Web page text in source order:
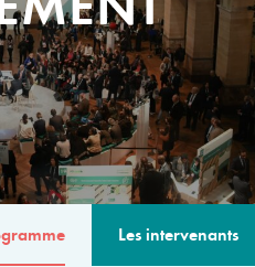
Les intervenants